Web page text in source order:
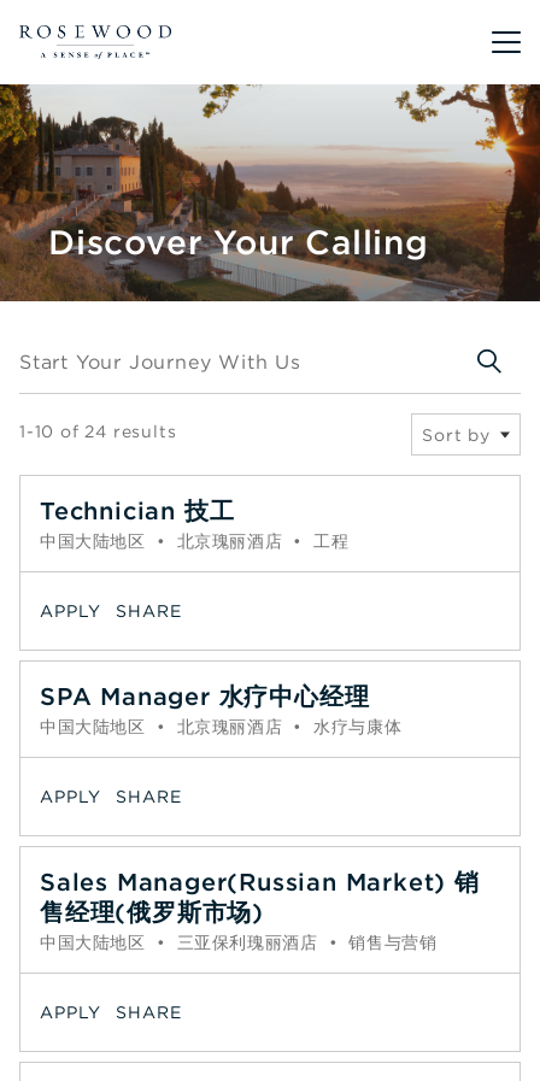
Main
Discover Your Calling
Start Your Journey With Us
1-10 of 24 results Sort by
Technician 技工
中国大陆地区 • 北京瑰丽酒店 • 工程
APPLY SHARE
SPA Manager 水疗中心经理
中国大陆地区 • 北京瑰丽酒店 • 水疗与康体
APPLY SHARE
Sales Manager(Russian Market) 销
售经理(俄罗斯市场)
中国大陆地区 • 三亚保利瑰丽酒店 • 销售与营销
APPLY SHARE